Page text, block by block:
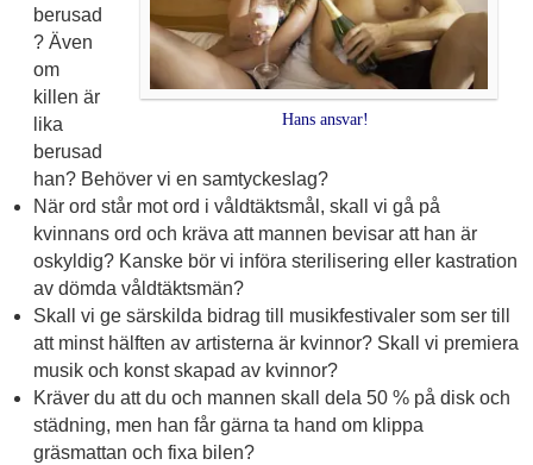
Hans ansvar!
berusad
? Även
om
killen är
lika
berusad
han? Behöver vi en samtyckeslag?
När ord står mot ord i våldtäktsmål, skall vi gå på
kvinnans ord och kräva att mannen bevisar att han är
oskyldig? Kanske bör vi införa sterilisering eller kastration
av dömda våldtäktsmän?
Skall vi ge särskilda bidrag till musikfestivaler som ser till
att minst hälften av artisterna är kvinnor? Skall vi premiera
musik och konst skapad av kvinnor?
Kräver du att du och mannen skall dela 50 % på disk och
städning, men han får gärna ta hand om klippa
gräsmattan och fixa bilen?